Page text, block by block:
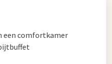
een comfortkamer